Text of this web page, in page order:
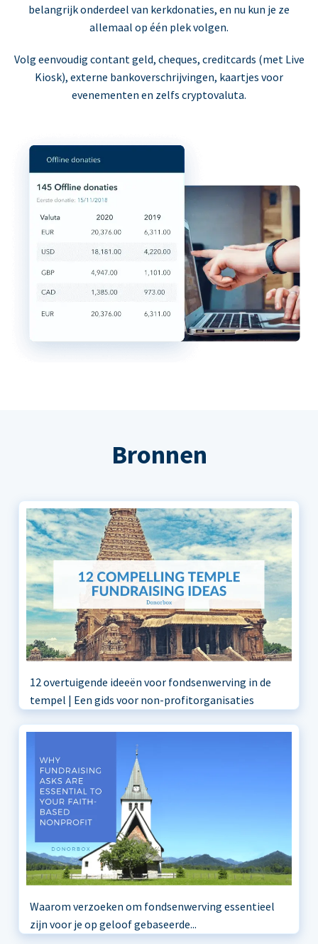
belangrijk onderdeel van kerkdonaties, en nu kun je ze
allemaal op één plek volgen.
Volg eenvoudig contant geld, cheques, creditcards (met Live
Kiosk), externe bankoverschrijvingen, kaartjes voor
evenementen en zelfs cryptovaluta.
Bronnen
12 overtuigende ideeën voor fondsenwerving in de
tempel | Een gids voor non-profitorganisaties
Waarom verzoeken om fondsenwerving essentieel
zijn voor je op geloof gebaseerde...